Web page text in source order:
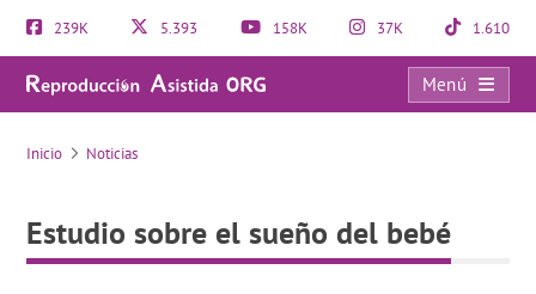
239K 5.393 158K 37K 1.610
Menú
Estudio sobre el sueño del bebé
Inicio Noticias
Estudio sobre el sueño del bebé